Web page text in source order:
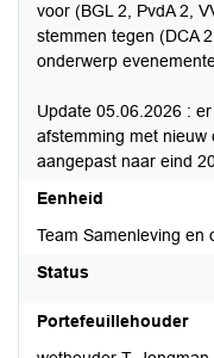
voor (BGL 2, PvdA 2,
stemmen tegen (DCA
onderwerp
Update 05.06.2026 :
afstemming met nieuw
aangepast naar eind
Eenheid
Team Samenleving en
Status
Portefeuillehouder